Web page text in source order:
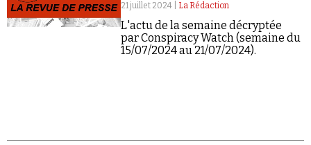
21 juillet 2024 | La Rédaction
L'actu de la semaine décryptée
par Conspiracy Watch (semaine du
15/07/2024 au 21/07/2024).